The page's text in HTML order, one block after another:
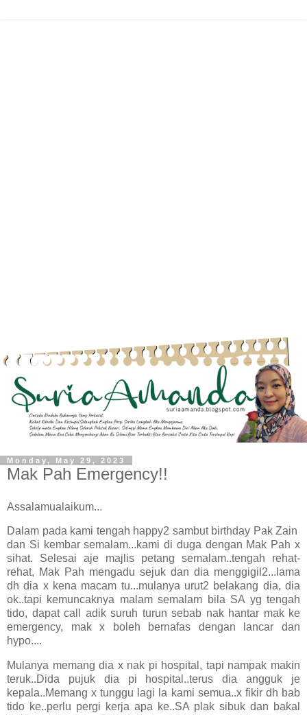
Monday, May 29, 2023
Mak Pah Emergency!!
Assalamualaikum...
Dalam pada kami tengah happy2 sambut birthday Pak Zain
dan Si kembar semalam...kami di duga dengan Mak Pah x
sihat. Selesai aje majlis petang semalam..tengah rehat-
rehat, Mak Pah mengadu sejuk dan dia menggigil2...lama
dh dia x kena macam tu...mulanya urut2 belakang dia, dia
ok..tapi kemuncaknya malam semalam bila SA yg tengah
tido, dapat call adik suruh turun sebab nak hantar mak ke
emergency, mak x boleh bernafas dengan lancar dan
hypo....
Mulanya memang dia x nak pi hospital, tapi nampak makin
teruk..Dida pujuk dia pi hospital..terus dia angguk je
kepala..Memang x tunggu lagi la kami semua..x fikir dh bab
tido ke..perlu pergi kerja apa ke..SA plak sibuk dan bakal